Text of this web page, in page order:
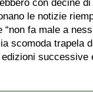
con decine
le notizie
“non fa male a
scomoda trapela
edizioni